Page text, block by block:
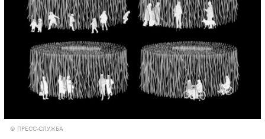
© ПРЕСС-СЛУЖБА